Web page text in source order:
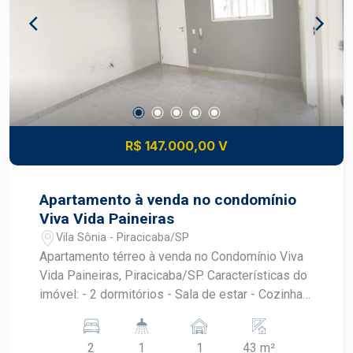
R$ 147.000,00 V
Apartamento à venda no condomínio
Viva Vida Paineiras
Vila Sônia - Piracicaba/SP
Apartamento térreo à venda no Condomínio Viva
Vida Paineiras, Piracicaba/SP. Características do
imóvel: - 2 dormitórios - Sala de estar - Cozinha -
Piso e pintura novas O condomínio oferece:
2 1 1 43 m²